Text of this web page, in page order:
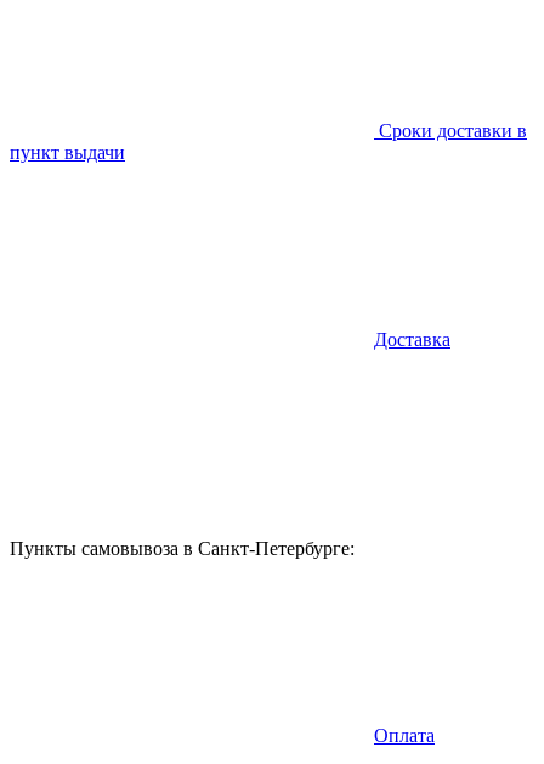
Сроки доставки в
пункт выдачи
Доставка
Пункты самовывоза в Санкт-Петербурге:
Оплата